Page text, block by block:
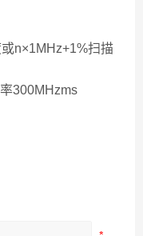
n×1MHz+1%扫描
300MHzms